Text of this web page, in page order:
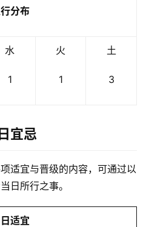
分布
水
1
火
1
土
3
宜忌
适宜与晋级的内容，可通过以
日所行之事。
适宜